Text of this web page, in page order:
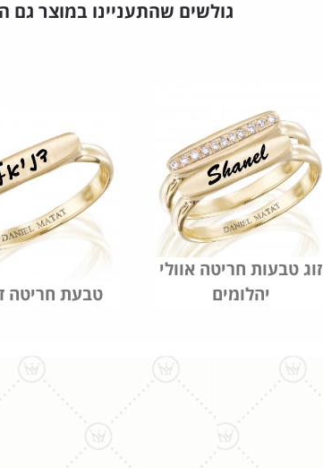
גולשים שהתעניינו במוצר גם
טבעת חריטה
זוג טבעות חריטה אוולי
יהלומים